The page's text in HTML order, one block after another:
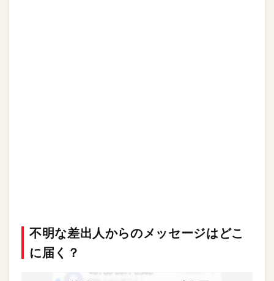
不明な差出人からのメッセージはどこ
に届く？